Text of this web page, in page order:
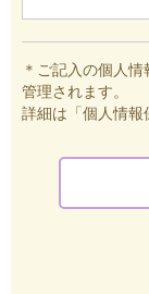
＊ご記入の個人
管理されます。
詳細は「個人情報